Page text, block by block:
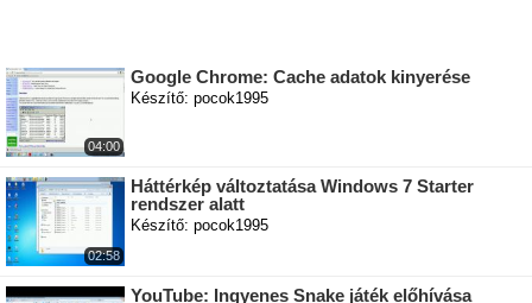
04:00
Google Chrome: Cache adatok kinyerése
Készítő: pocok1995
02:58
Háttérkép változtatása Windows 7 Starter
rendszer alatt
Készítő: pocok1995
YouTube: Ingyenes Snake játék előhívása